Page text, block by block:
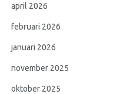
april 2026
februari 2026
januari 2026
november 2025
oktober 2025